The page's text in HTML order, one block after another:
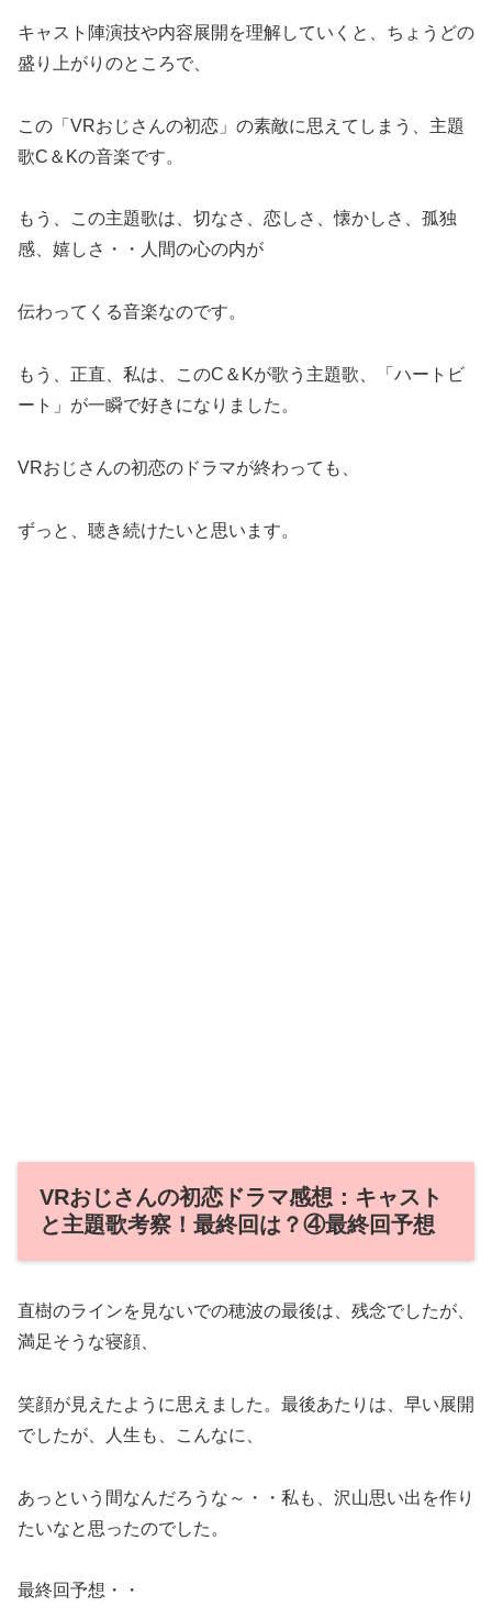
キャスト陣演技や内容展開を理解していくと、ちょうどの
盛り上がりのところで、
この「VRおじさんの初恋」の素敵に思えてしまう、主題
歌C＆Kの音楽です。
もう、この主題歌は、切なさ、恋しさ、懐かしさ、孤独
感、嬉しさ・・人間の心の内が
伝わってくる音楽なのです。
もう、正直、私は、このC＆Kが歌う主題歌、「ハートビ
ート」が一瞬で好きになりました。
VRおじさんの初恋のドラマが終わっても、
ずっと、聴き続けたいと思います。
VRおじさんの初恋ドラマ感想：キャスト
と主題歌考察！最終回は？④最終回予想
直樹のラインを見ないでの穂波の最後は、残念でしたが、
満足そうな寝顔、
笑顔が見えたように思えました。最後あたりは、早い展開
でしたが、人生も、こんなに、
あっという間なんだろうな～・・私も、沢山思い出を作り
たいなと思ったのでした。
最終回予想・・